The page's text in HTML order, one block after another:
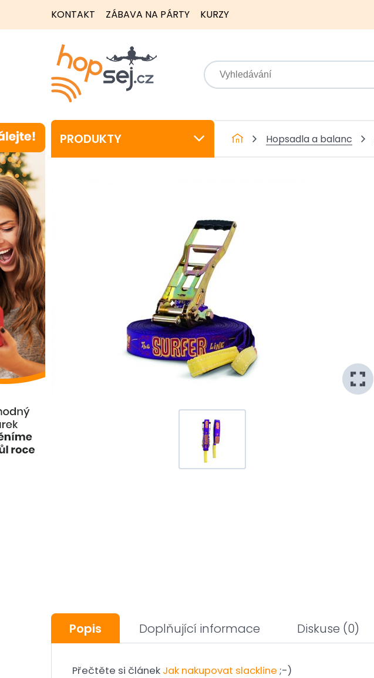
KONTAKT ZÁBAVA NA PÁRTY KURZY
PRODUKTY Hopsadla a balanc
Popis Doplňující informace Diskuse (0)
Přečtěte si článek Jak nakupovat slackline ;-)